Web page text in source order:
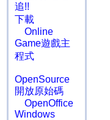
追!!
下載
Online
Game遊戲主
程式
OpenSource
開放原始碼
OpenOffice
Windows